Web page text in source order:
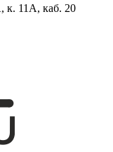
к. 11А, каб. 20